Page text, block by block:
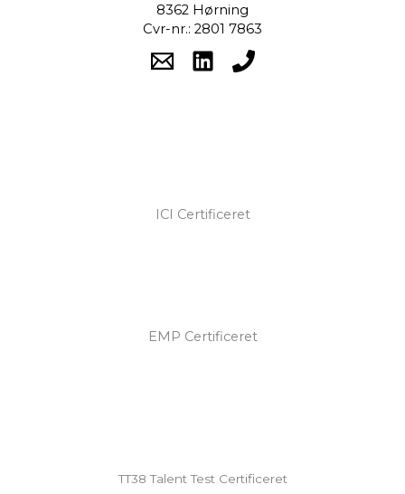
8362 Hørning
Cvr-nr.: 2801 7863
ICI Certificeret
EMP Certificeret
TT38 Talent Test Certificeret